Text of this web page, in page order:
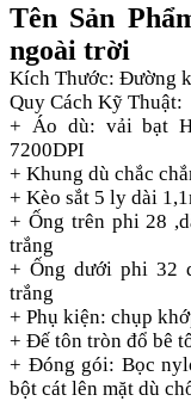
Tên Sản
ngoài trời
Kích Thước: Đường
Quy Cách Kỹ Thuật:
+ Áo dù: vải bạt
7200DPI
+ Khung dù chắc
+ Kèo sắt 5 ly dài
+ Ống trên phi 28
trắng
+ Ống dưới phi 32
trắng
+ Phụ kiện: chụp
+ Đế tôn tròn đổ bê
+ Đóng gói: Bọc
bột cát lên mặt dù